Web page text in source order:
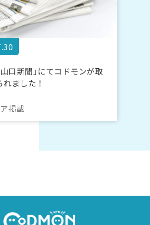
山口新聞」にてコドモンが取
れました！
掲載